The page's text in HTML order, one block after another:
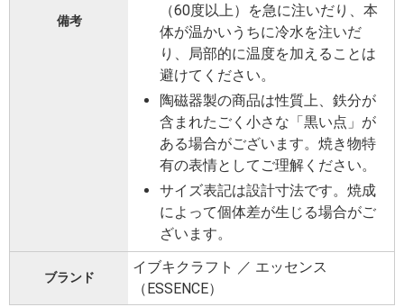
備考
（60度以上）を急に注いだり、本
体が温かいうちに冷水を注いだ
り、局部的に温度を加えることは
避けてください。
陶磁器製の商品は性質上、鉄分が
含まれたごく小さな「黒い点」が
ある場合がございます。焼き物特
有の表情としてご理解ください。
サイズ表記は設計寸法です。焼成
によって個体差が生じる場合がご
ざいます。
ブランド
イブキクラフト ／ エッセンス
（ESSENCE）